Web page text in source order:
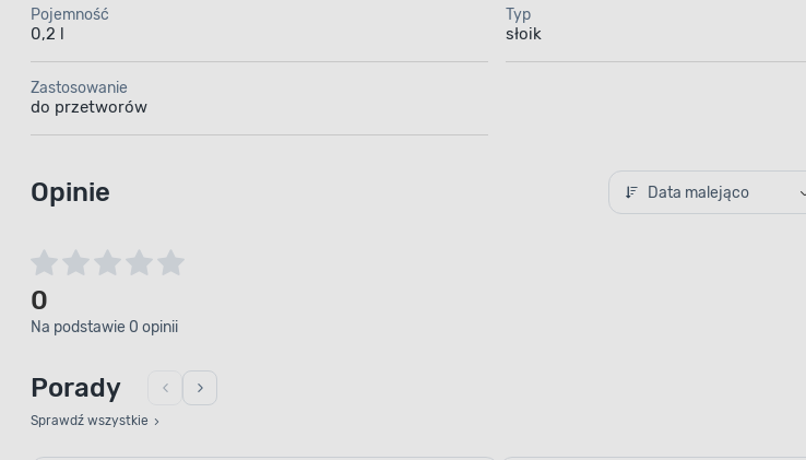
Pojemność
0,2 l
Typ
słoik
Zastosowanie
do przetworów
Opinie Data malejąco
0
Na podstawie 0 opinii
Porady
Sprawdź wszystkie